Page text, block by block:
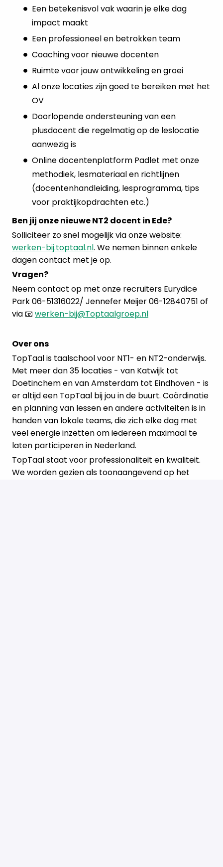
Een betekenisvol vak waarin je elke dag
impact maakt
Een professioneel en betrokken team
Coaching voor nieuwe docenten
Ruimte voor jouw ontwikkeling en groei
Al onze locaties zijn goed te bereiken met het
OV
Doorlopende ondersteuning van een
plusdocent die regelmatig op de leslocatie
aanwezig is
Online docentenplatform Padlet met onze
methodiek, lesmateriaal en richtlijnen
(docentenhandleiding, lesprogramma, tips
voor praktijkopdrachten etc.)
Ben jij onze nieuwe NT2 docent in Ede?
Solliciteer zo snel mogelijk via onze website:
werken-bij.toptaal.nl. We nemen binnen enkele
dagen contact met je op.
Vragen?
Neem contact op met onze recruiters Eurydice
Park 06-51316022/ Jennefer Meijer 06-12840751 of
via 📧 werken-bij@Toptaalgroep.nl
Over ons
TopTaal is taalschool voor NT1- en NT2-onderwijs.
Met meer dan 35 locaties - van Katwijk tot
Doetinchem en van Amsterdam tot Eindhoven - is
er altijd een TopTaal bij jou in de buurt. Coördinatie
en planning van lessen en andere activiteiten is in
handen van lokale teams, die zich elke dag met
veel energie inzetten om iedereen maximaal te
laten participeren in Nederland.
TopTaal staat voor professionaliteit en kwaliteit.
We worden gezien als toonaangevend op het